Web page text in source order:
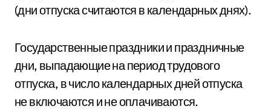
(дни отпуска считаются в календарных днях).
Государственные праздники и праздничные
дни, выпадающие на период трудового
отпуска, в число календарных дней отпуска
не включаются и не оплачиваются.